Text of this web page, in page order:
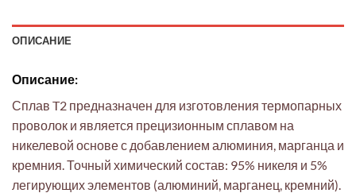
ОПИСАНИЕ
Описание:
Сплав T2 предназначен для изготовления термопарных
проволок и является прецизионным сплавом на
никелевой основе с добавлением алюминия, марганца и
кремния. Точный химический состав: 95% никеля и 5%
легирующих элементов (алюминий, марганец, кремний).